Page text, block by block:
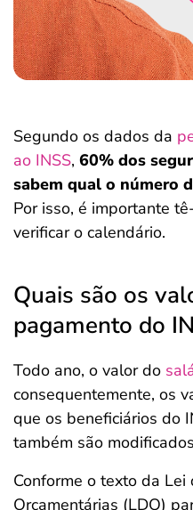
Segundo os dados da
ao INSS, 60% dos
sabem qual o número
Por isso, é importante
verificar o calendário.
Quais são os
pagamento do
Todo ano, o valor do
consequentemente, os
que os beneficiários do
também são
Conforme o texto da Lei
Orçamentárias (LDO)